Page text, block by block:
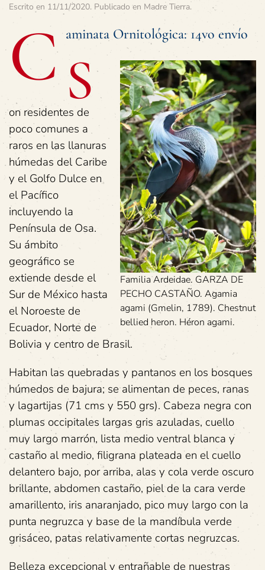
Escrito en 11/11/2020. Publicado en Madre Tierra.
C aminata Ornitológica: 14vo envío
Familia Ardeidae. GARZA DE
PECHO CASTAÑO. Agamia
agami (Gmelin, 1789). Chestnut
bellied heron. Héron agami.
S
on residentes de
poco comunes a
raros en las llanuras
húmedas del Caribe
y el Golfo Dulce en
el Pacífico
incluyendo la
Península de Osa.
Su ámbito
geográfico se
extiende desde el
Sur de México hasta
el Noroeste de
Ecuador, Norte de
Bolivia y centro de Brasil.
Habitan las quebradas y pantanos en los bosques
húmedos de bajura; se alimentan de peces, ranas
y lagartijas (71 cms y 550 grs). Cabeza negra con
plumas occipitales largas gris azuladas, cuello
muy largo marrón, lista medio ventral blanca y
castaño al medio, filigrana plateada en el cuello
delantero bajo, por arriba, alas y cola verde oscuro
brillante, abdomen castaño, piel de la cara verde
amarillento, iris anaranjado, pico muy largo con la
punta negruzca y base de la mandíbula verde
grisáceo, patas relativamente cortas negruzcas.
Belleza excepcional y entrañable de nuestras